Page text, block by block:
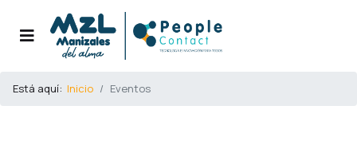
Está aquí: Inicio Eventos